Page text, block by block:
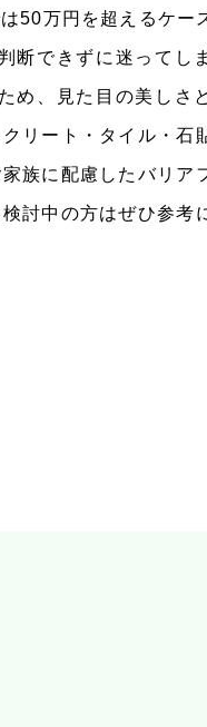
50万円を超えるケー
断できずに迷ってし
め、見た目の美しさ
リート・タイル・石
族に配慮したバリア
討中の方はぜひ参考